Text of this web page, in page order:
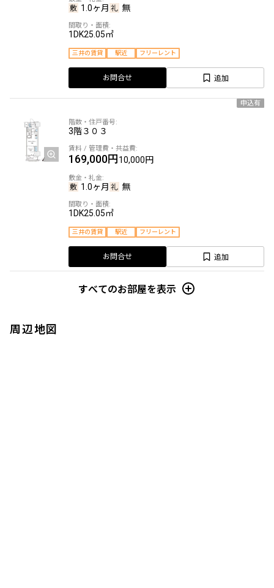
1.0ヶ月 無
1DK25.05㎡
三井の賃貸 駅近 フリーレント
お問合せ 追加
申込有
3階３０３
169,000円10,000円
1.0ヶ月 無
1DK25.05㎡
三井の賃貸 駅近 フリーレント
お問合せ 追加
すべてのお部屋を表示
周辺地図